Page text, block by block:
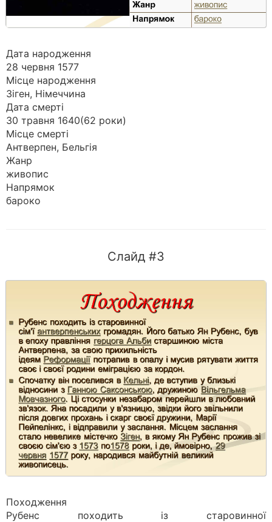
Дата народження
28 червня 1577
Місце народження
Зіген, Німеччина
Дата смерті
30 травня 1640(62 роки)
Місце смерті
Антверпен, Бельгія
Жанр
живопис
Напрямок
бароко
Слайд #3
Походження
Рубенс походить із старовинної